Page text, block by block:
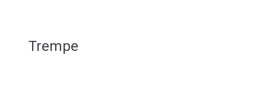
Trempe